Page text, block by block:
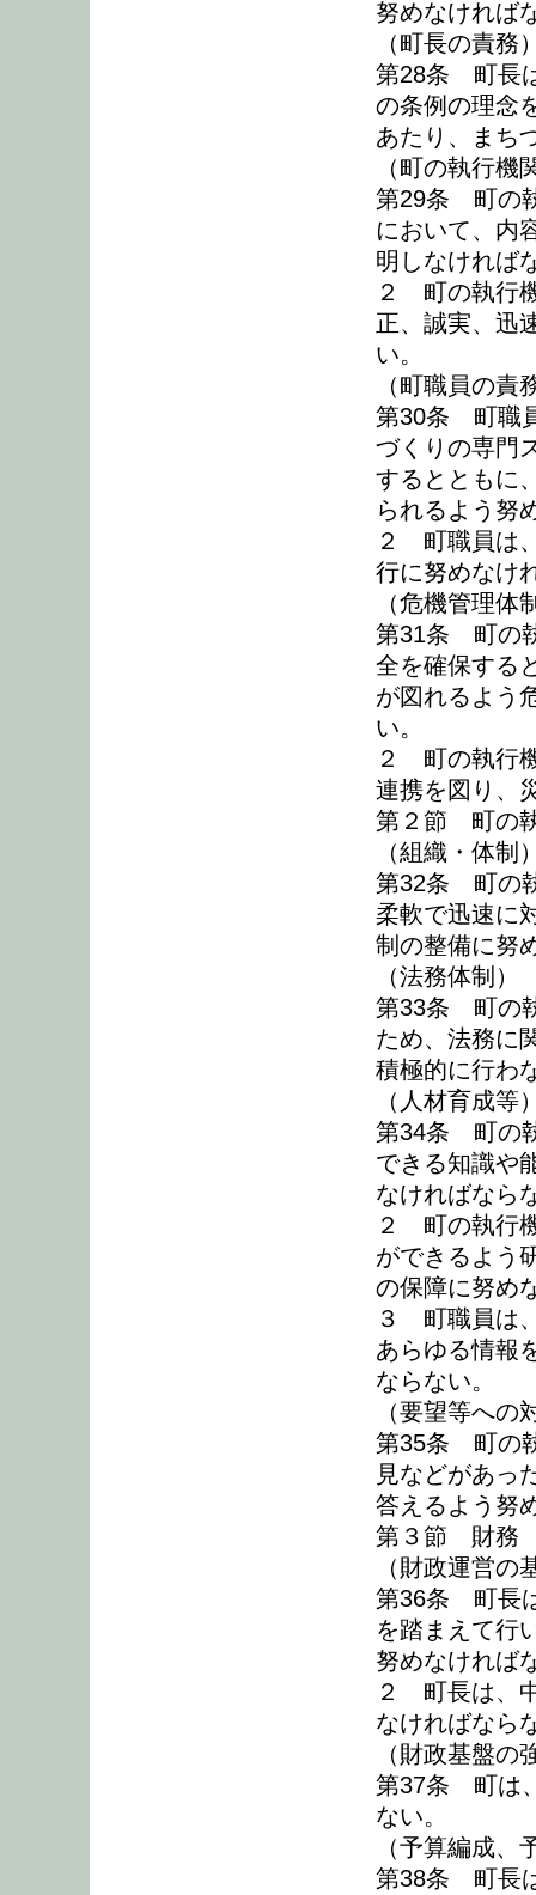
努めなければ
（町長の責務
第28条 町長
の条例の理念
あたり、まち
（町の執行機
第29条 町の
において、内
明しなければ
２ 町の執行
正、誠実、迅
い。
（町職員の責
第30条 町職
づくりの専門
するとともに
られるよう努
２ 町職員は
行に努めなけ
（危機管理体
第31条 町の
全を確保する
が図れるよう
い。
２ 町の執行
連携を図り、
第２節 町の
（組織・体制
第32条 町の
柔軟で迅速に
制の整備に努
（法務体制）
第33条 町の
ため、法務に
積極的に行わ
（人材育成等
第34条 町の
できる知識や
なければなら
２ 町の執行
ができるよう
の保障に努め
３ 町職員は
あらゆる情報
ならない。
（要望等への
第35条 町の
見などがあっ
答えるよう努
第３節 財務
（財政運営の
第36条 町長
を踏まえて行
努めなければ
２ 町長は、
なければなら
（財政基盤の
第37条 町は
ない。
（予算編成、
第38条 町長